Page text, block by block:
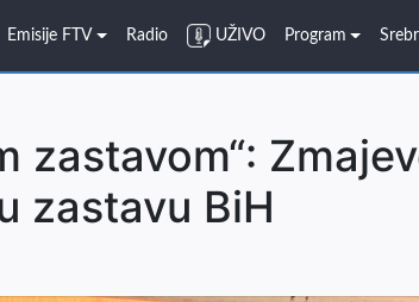
Emisije FTV Radio UŽIVO Program
zastavom“:
zastavu BiH